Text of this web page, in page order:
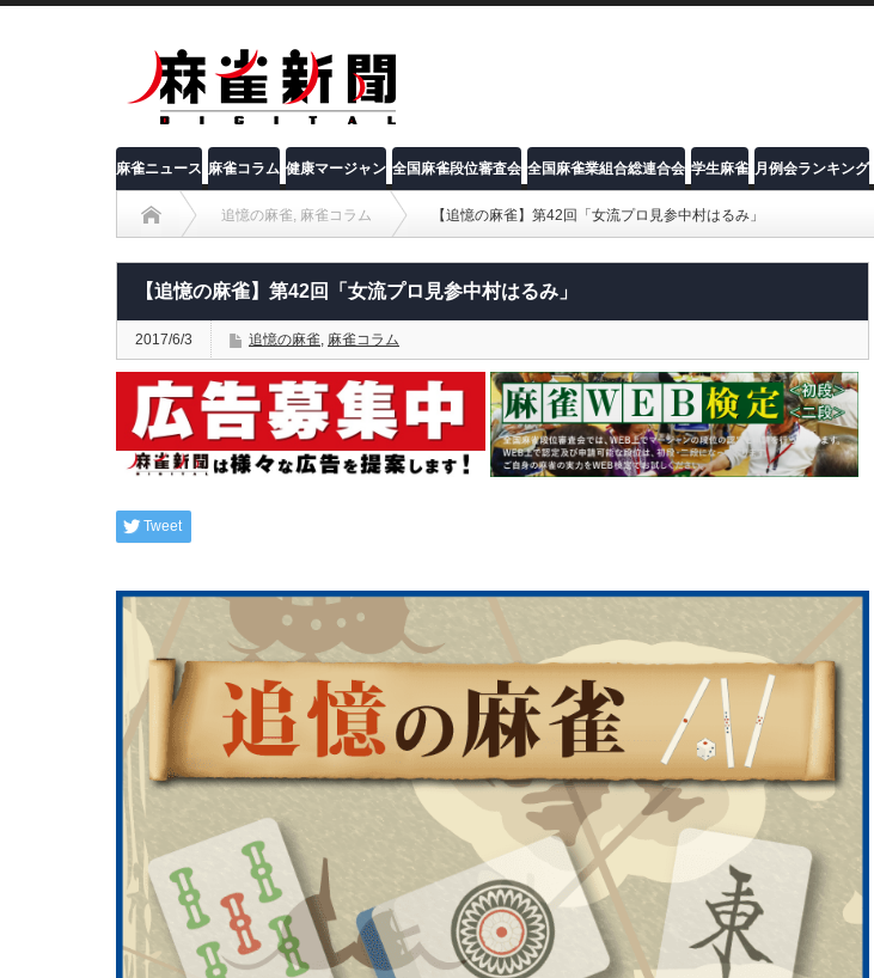
麻雀ニュース 麻雀コラム 健康マージャン 全国麻雀段位審査会 全国麻雀業組合総連合会 学生麻雀 月例会ランキング
追憶の麻雀, 麻雀コラム 【追憶の麻雀】第42回「女流プロ見参中村はるみ」
【追憶の麻雀】第42回「女流プロ見参中村はるみ」
2017/6/3 追憶の麻雀, 麻雀コラム
Tweet